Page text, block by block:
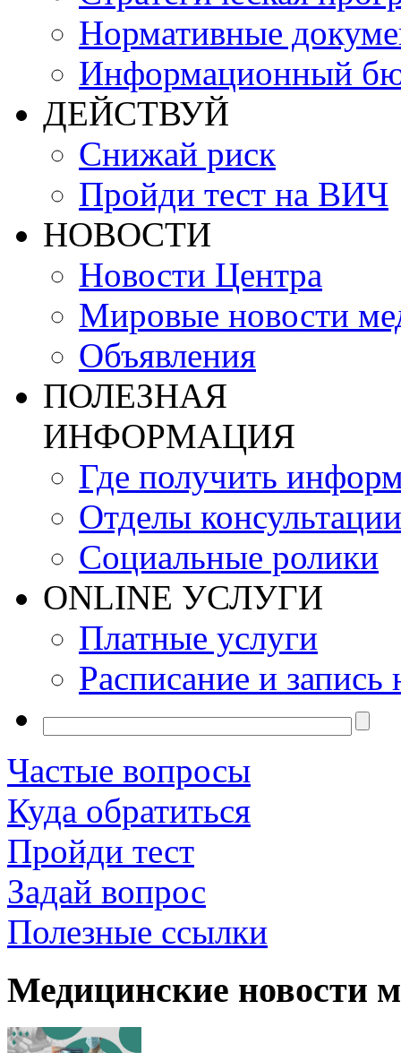
Нормативные
Информационный
ДЕЙСТВУЙ
Снижай риск
Пройди тест на ВИЧ
НОВОСТИ
Новости Центра
Мировые новости
Объявления
ПОЛЕЗНАЯ
ИНФОРМАЦИЯ
Где получить
Отделы консультации
Социальные ролики
ONLINE УСЛУГИ
Платные услуги
Расписание и запись
Частые вопросы
Куда обратиться
Пройди тест
Задай вопрос
Полезные ссылки
Медицинские новости